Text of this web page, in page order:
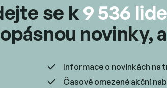
se k9 536
novinky,
Informace o novinkách na
Časově omezené akční